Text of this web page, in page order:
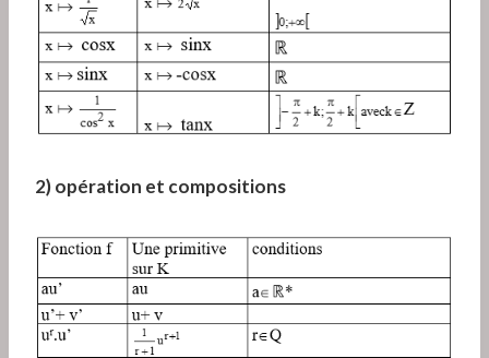
2) opération et compositions